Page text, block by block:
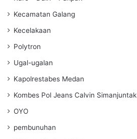
Kecamatan Galang
Kecelakaan
Polytron
Ugal-ugalan
Kapolrestabes Medan
Kombes Pol Jeans Calvin Simanjuntak
OYO
pembunuhan